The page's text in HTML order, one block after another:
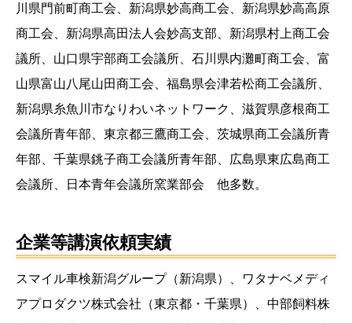
川県門前町商工会、新潟県妙高商工会、新潟県妙高高原
商工会、新潟県高田法人会妙高支部、新潟県村上商工会
議所、山口県宇部商工会議所、石川県内灘町商工会、富
山県富山八尾山田商工会、福島県会津若松商工会議所、
新潟県糸魚川市なりわいネットワーク、滋賀県彦根商工
会議所青年部、東京都三鷹商工会、茨城県商工会議所青
年部、千葉県銚子商工会議所青年部、広島県東広島商工
会議所、日本青年会議所窯業部会 他多数。
企業等講演依頼実績
スマイル車検新潟グループ（新潟県）、ワタナベメディ
アプロダクツ株式会社（東京都・千葉県）、中部飼料株